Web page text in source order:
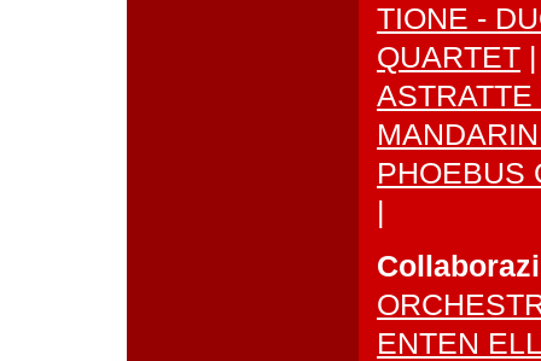
TIONE -
QUARTET
PHOEBUS
ENTEN